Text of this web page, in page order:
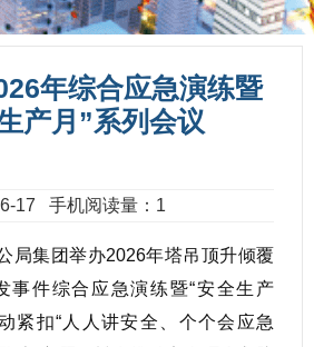
年综合应急演练暨
产月”系列会议
17 手机阅读量：1
局集团举办2026年塔吊顶升倾覆
事件综合应急演练暨“安全生产
紧扣“人人讲安全、个个会应急